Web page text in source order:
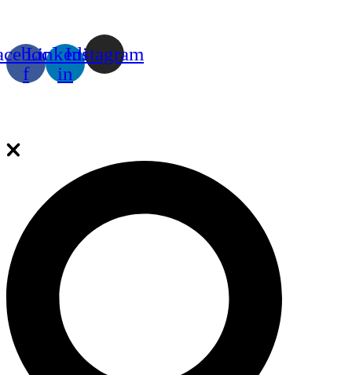
f
Linkedin-
in
Instagram